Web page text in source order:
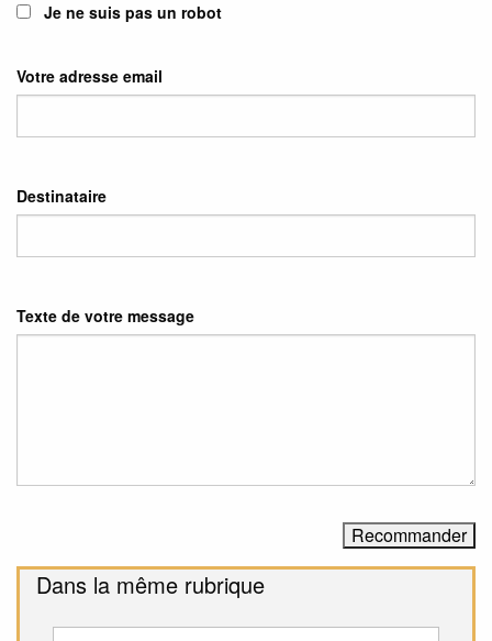
Je ne suis pas un robot
Votre adresse email
Destinataire
Texte de votre message
Dans la même rubrique